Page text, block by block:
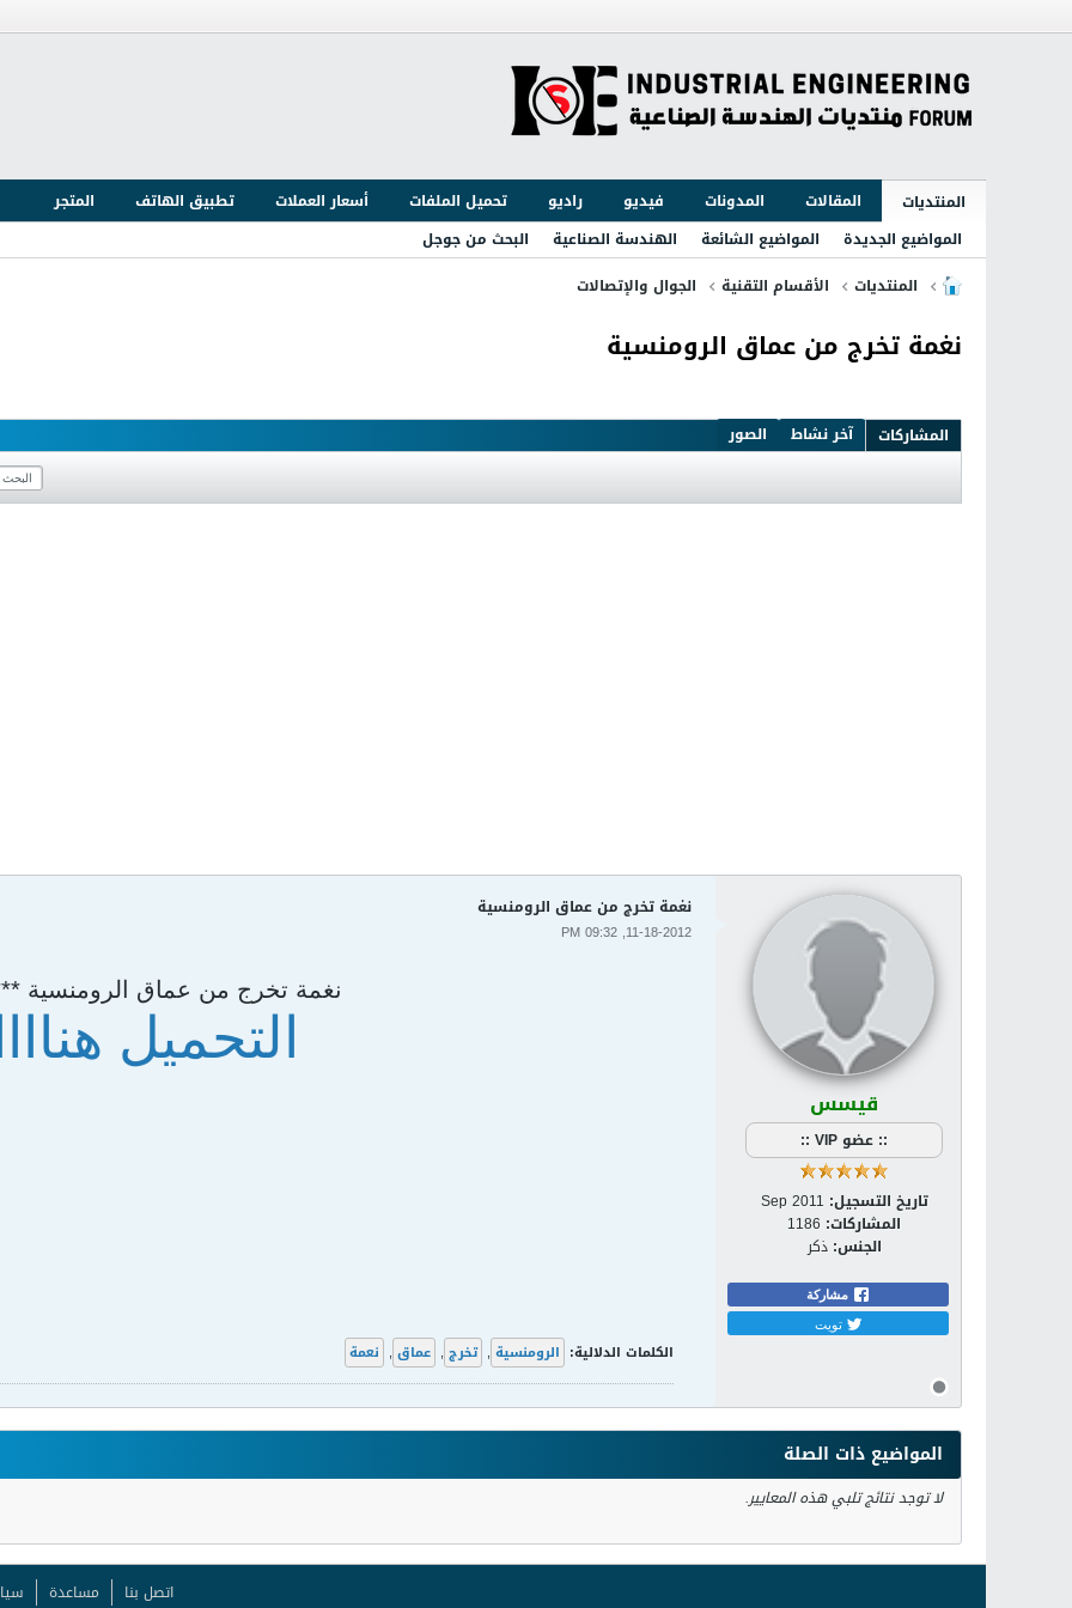
المنتديات المقالات المدونات فيديو راديو تحميل الملفات أسعار العملات تطبيق الهاتف
المتجر
المواضيع الجديدة
المواضيع الشائعة الهندسة الصناعية
البحث من جوجل
المنتديات
الأقسام التقنية الجوال والإتصالات
نغمة تخرج من عماق الرومنسية
المشاركات آخر نشاط الصور
قيسس
:: عضو VIP ::
تاريخ التسجيل: Sep 2011
المشاركات: 1186
الجنس: ذكر
مشاركة
تويت
نغمة تخرج من عماق الرومنسية
11-18-2012, 09:32 PM
نغمة تخرج من عماق الرومنسية
التحميل هناااا
الكلمات الدلالية: الرومنسية , تخرج , عماق , نعمة
المواضيع ذات الصلة
لا توجد نتائج تلبي هذه المعايير.
اتصل بنا مساعدة